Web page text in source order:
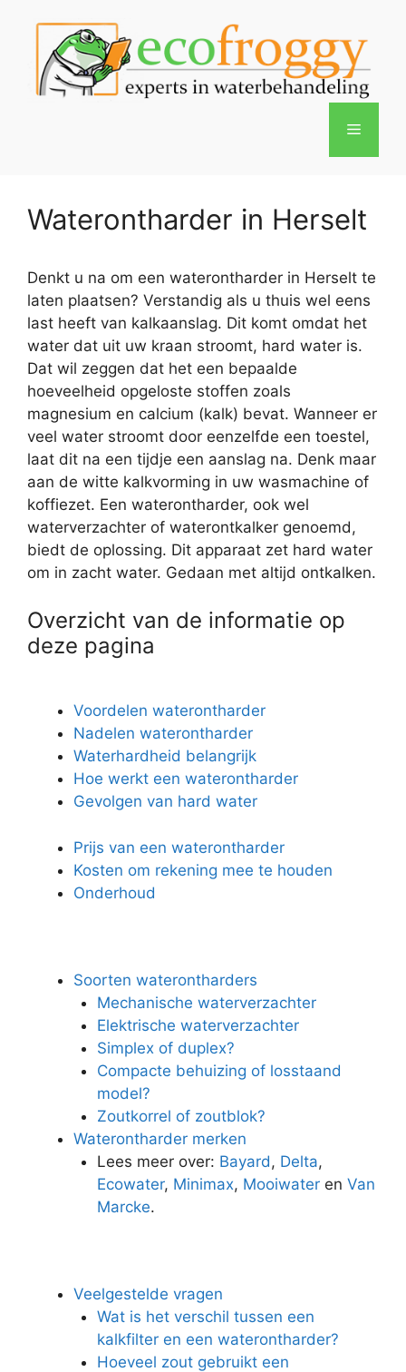
inhoud
Menu
Waterontharder in Herselt
Denkt u na om een waterontharder in Herselt te
laten plaatsen? Verstandig als u thuis wel eens
last heeft van kalkaanslag. Dit komt omdat het
water dat uit uw kraan stroomt, hard water is.
Dat wil zeggen dat het een bepaalde
hoeveelheid opgeloste stoffen zoals
magnesium en calcium (kalk) bevat. Wanneer er
veel water stroomt door eenzelfde een toestel,
laat dit na een tijdje een aanslag na. Denk maar
aan de witte kalkvorming in uw wasmachine of
koffiezet. Een waterontharder, ook wel
waterverzachter of waterontkalker genoemd,
biedt de oplossing. Dit apparaat zet hard water
om in zacht water. Gedaan met altijd ontkalken.
Overzicht van de informatie op
deze pagina
Voordelen waterontharder
Nadelen waterontharder
Waterhardheid belangrijk
Hoe werkt een waterontharder
Gevolgen van hard water
Prijs van een waterontharder
Kosten om rekening mee te houden
Onderhoud
Soorten waterontharders
Mechanische waterverzachter
Elektrische waterverzachter
Simplex of duplex?
Compacte behuizing of losstaand
model?
Zoutkorrel of zoutblok?
Waterontharder merken
Lees meer over: Bayard, Delta,
Ecowater, Minimax, Mooiwateren Van
Marcke.
Veelgestelde vragen
Wat is het verschil tussen een
kalkfilter en een waterontharder?
Hoeveel zout gebruikt een